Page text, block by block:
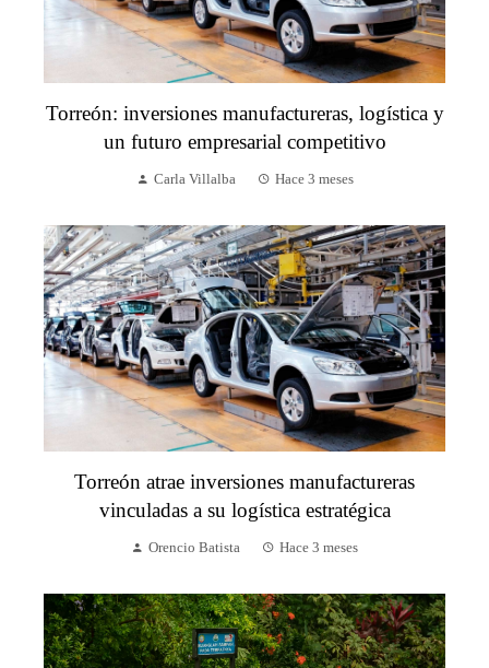
Torreón: inversiones manufactureras, logística y
un futuro empresarial competitivo
Carla Villalba Hace 3 meses
Torreón atrae inversiones manufactureras
vinculadas a su logística estratégica
Orencio Batista Hace 3 meses